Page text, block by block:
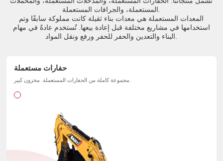
المستعملة، والجرافات المستعملة.
المعدات المستعملة هي معدات بناء ثقيلة كانت مملوكة سابقًا وتم
استخدامها في مشاريع مختلفة قبل إعادة بيعها. تُستخدم عادةً في مهام
البناء والتعدين والحفر للحفر ورفع ونقل المواد.
حفارات مستعملة